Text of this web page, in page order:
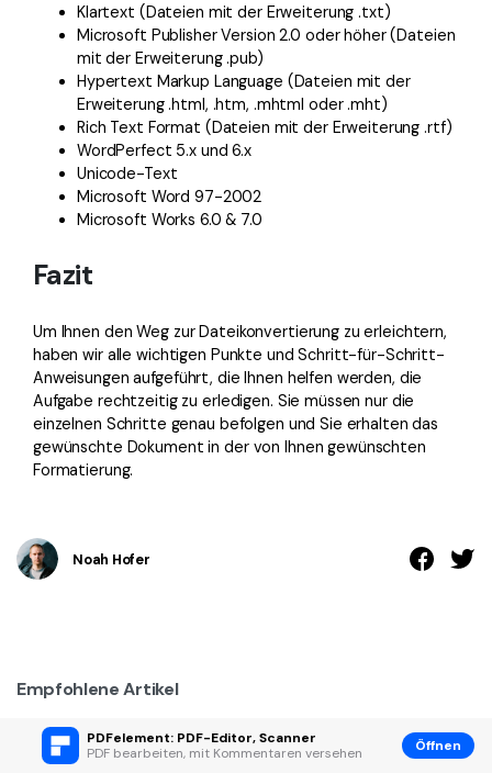
PDFelement: PDF-Editor, Scanner
PDF bearbeiten, mit Kommentaren versehen
Öffnen
Klartext (Dateien mit der Erweiterung .txt)
Microsoft Publisher Version 2.0 oder höher (Dateien
mit der Erweiterung .pub)
Hypertext Markup Language (Dateien mit der
Erweiterung .html, .htm, .mhtml oder .mht)
Rich Text Format (Dateien mit der Erweiterung .rtf)
WordPerfect 5.x und 6.x
Unicode-Text
Microsoft Word 97-2002
Microsoft Works 6.0 & 7.0
Fazit
Um Ihnen den Weg zur Dateikonvertierung zu erleichtern,
haben wir alle wichtigen Punkte und Schritt-für-Schritt-
Anweisungen aufgeführt, die Ihnen helfen werden, die
Aufgabe rechtzeitig zu erledigen. Sie müssen nur die
einzelnen Schritte genau befolgen und Sie erhalten das
gewünschte Dokument in der von Ihnen gewünschten
Formatierung.
Noah Hofer
Empfohlene Artikel
So verwenden Sie das automatisierte Word-Tool für
Inhaltsverzeichnisse